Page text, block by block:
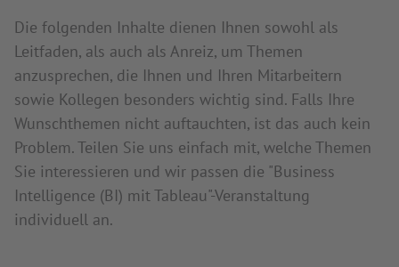
Die folgenden Inhalte dienen Ihnen sowohl als
Leitfaden, als auch als Anreiz, um Themen
anzusprechen, die Ihnen und Ihren Mitarbeitern
sowie Kollegen besonders wichtig sind. Falls Ihre
Wunschthemen nicht auftauchten, ist das auch kein
Problem. Teilen Sie uns einfach mit, welche Themen
Sie interessieren und wir passen die "Business
Intelligence (BI) mit Tableau"-Veranstaltung
individuell an.